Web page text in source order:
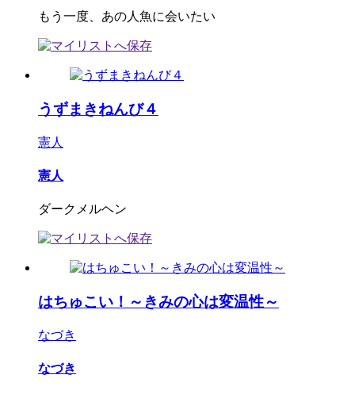
もう一度、あの人魚に会いたい
うずまきねんび４
憲人
憲人
ダークメルヘン
はちゅこい！～きみの心は変温性～
なづき
なづき